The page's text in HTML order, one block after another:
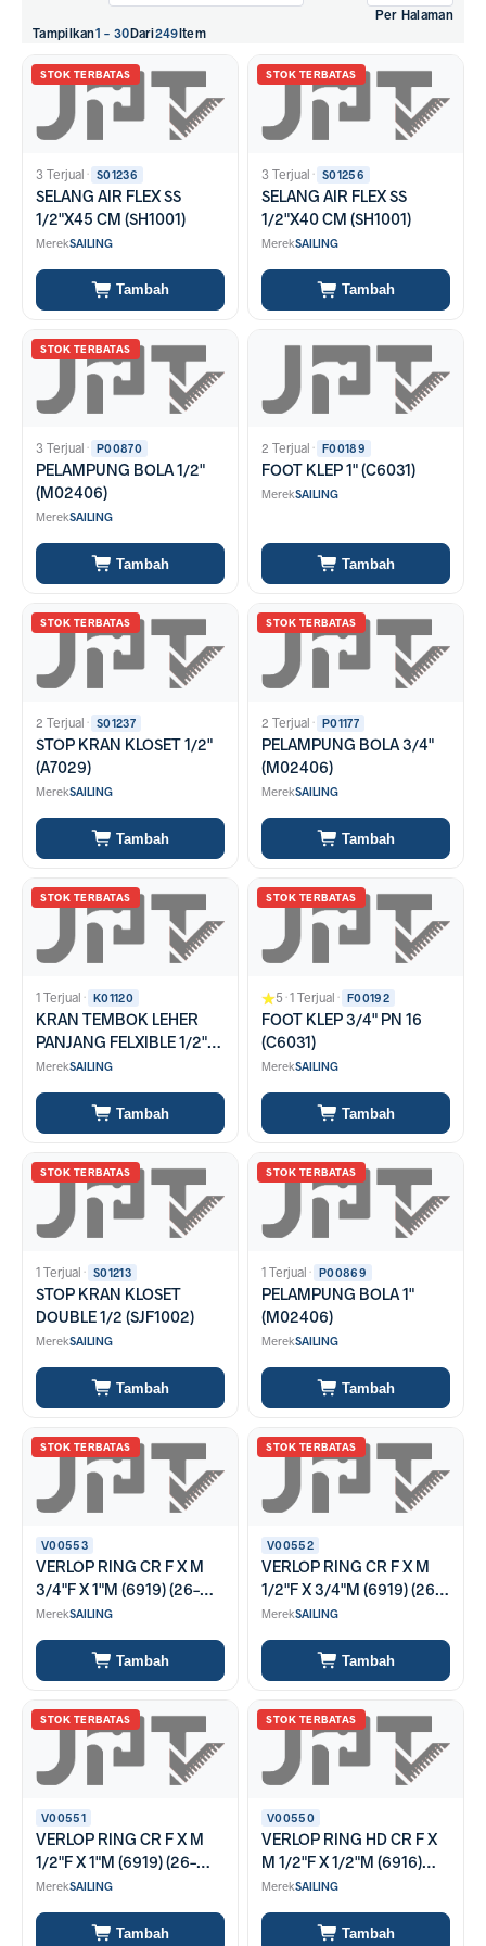
Per Halaman
Tampilkan1 - 30Dari249Item
STOK TERBATAS
3 Terjual· S01236
SELANG AIR FLEX SS
1/2"X45 CM (SH1001)
MerekSAILING
Tambah
STOK TERBATAS
3 Terjual· S01256
SELANG AIR FLEX SS
1/2"X40 CM (SH1001)
MerekSAILING
Tambah
STOK TERBATAS
3 Terjual· P00870
PELAMPUNG BOLA 1/2"
(M02406)
MerekSAILING
Tambah
2 Terjual· F00189
FOOT KLEP 1" (C6031)
MerekSAILING
Tambah
STOK TERBATAS
2 Terjual· S01237
STOP KRAN KLOSET 1/2"
(A7029)
MerekSAILING
Tambah
STOK TERBATAS
2 Terjual· P01177
PELAMPUNG BOLA 3/4"
(M02406)
MerekSAILING
Tambah
STOK TERBATAS
1 Terjual· K01120
KRAN TEMBOK LEHER
PANJANG FELXIBLE 1/2"
(SWL0301)
MerekSAILING
Tambah
STOK TERBATAS
5·1 Terjual· F00192
FOOT KLEP 3/4" PN 16
(C6031)
MerekSAILING
Tambah
STOK TERBATAS
1 Terjual· S01213
STOP KRAN KLOSET
DOUBLE 1/2 (SJF1002)
MerekSAILING
Tambah
STOK TERBATAS
1 Terjual· P00869
PELAMPUNG BOLA 1"
(M02406)
MerekSAILING
Tambah
STOK TERBATAS
V00553
VERLOP RING CR F X M
3/4"F X 1"M (6919) (26-
6919-2432)
MerekSAILING
Tambah
STOK TERBATAS
V00552
VERLOP RING CR F X M
1/2"F X 3/4"M (6919) (26-
6919-1624)
MerekSAILING
Tambah
STOK TERBATAS
V00551
VERLOP RING CR F X M
1/2"F X 1"M (6919) (26-
6919-1632)
MerekSAILING
Tambah
STOK TERBATAS
V00550
VERLOP RING HD CR F X
M 1/2"F X 1/2"M (6916)
(26-6916-1616)
MerekSAILING
Tambah